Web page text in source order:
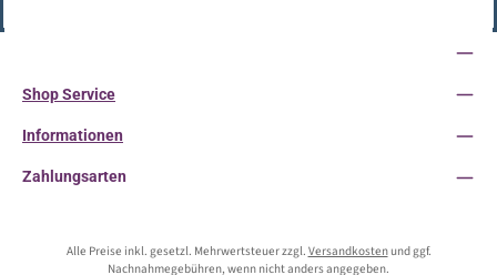
Shop Service
Informationen
Zahlungsarten
Alle Preise inkl. gesetzl. Mehrwertsteuer zzgl. Versandkostenund ggf.
Nachnahmegebühren, wenn nicht anders angegeben.